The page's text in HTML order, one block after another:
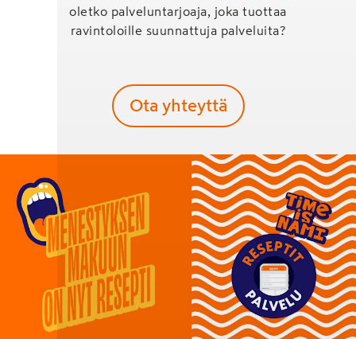
oletko palveluntarjoaja, joka tuottaa
ravintoloille suunnattuja palveluita?
Ota yhteyttä